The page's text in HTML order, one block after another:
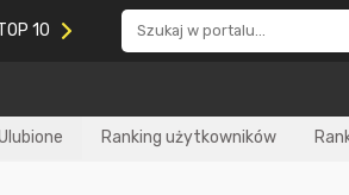
10
Ranking użytkowników